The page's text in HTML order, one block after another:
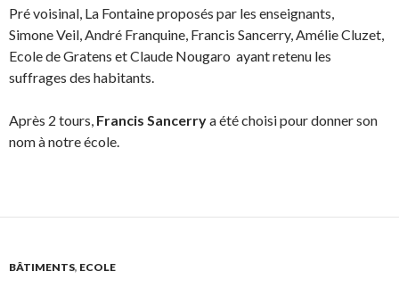
Pré voisinal, La Fontaine proposés par les enseignants,
Simone Veil, André Franquine, Francis Sancerry, Amélie Cluzet,
Ecole de Gratens et Claude Nougaro ayant retenu les
suffrages des habitants.
Après 2 tours, Francis Sancerrya été choisi pour donner son
nom à notre école.
BÂTIMENTS, ECOLE